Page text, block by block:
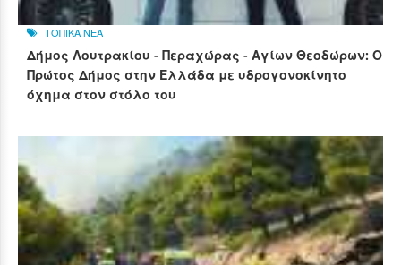
ΤΟΠΙΚΑ ΝΕΑ
Δήμος Λουτρακίου - Περαχώρας - Αγίων Θεοδώρων: Ο
Πρώτος Δήμος στην Ελλάδα με υδρογονοκίνητο
όχημα στον στόλο του